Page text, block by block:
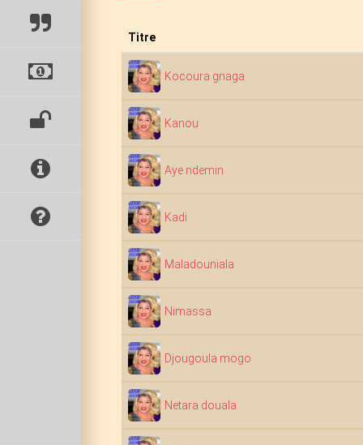
Titre
Kocoura gnaga
Kanou
Aye ndemin
Kadi
Maladouniala
Nimassa
Djougoula mogo
Netara douala